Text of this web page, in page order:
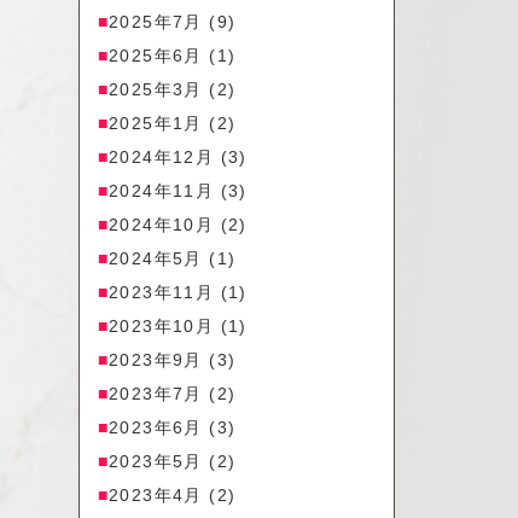
2025年7月
(9)
2025年6月
(1)
2025年3月
(2)
2025年1月
(2)
2024年12月
(3)
2024年11月
(3)
2024年10月
(2)
2024年5月
(1)
2023年11月
(1)
2023年10月
(1)
2023年9月
(3)
2023年7月
(2)
2023年6月
(3)
2023年5月
(2)
2023年4月
(2)